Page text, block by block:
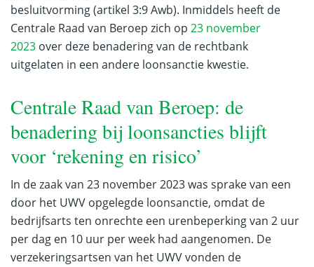
besluitvorming (artikel 3:9 Awb). Inmiddels heeft de
Centrale Raad van Beroep zich op 23 november
2023 over deze benadering van de rechtbank
uitgelaten in een andere loonsanctie kwestie.
Centrale Raad van Beroep: de
benadering bij loonsancties blijft
voor ‘rekening en risico’
In de zaak van 23 november 2023 was sprake van een
door het UWV opgelegde loonsanctie, omdat de
bedrijfsarts ten onrechte een urenbeperking van 2 uur
per dag en 10 uur per week had aangenomen. De
verzekeringsartsen van het UWV vonden de